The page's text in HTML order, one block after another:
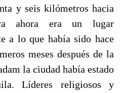
y seis kilómetros hacia
ahora era un lugar
a lo que había sido hace
meses después de la
la ciudad había estado
Líderes religiosos y